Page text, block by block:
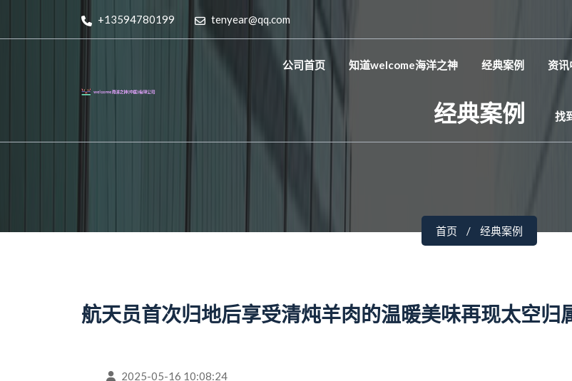
+13594780199 tenyear@qq.com
公司首页 知道welcome海洋之神 经典案例 资讯
找
经典案例
首页 经典案例
航天员首次归地后享受清炖羊肉的温暖美味再现太空归
2025-05-16 10:08:24